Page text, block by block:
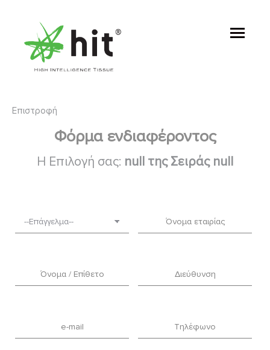
Επιστροφή
Φόρμα ενδιαφέροντος
Η Επιλογή σας: null της Σειράς null